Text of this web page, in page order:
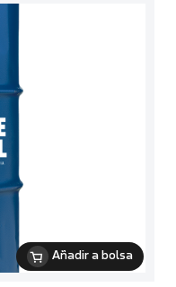
Añadir a bolsa